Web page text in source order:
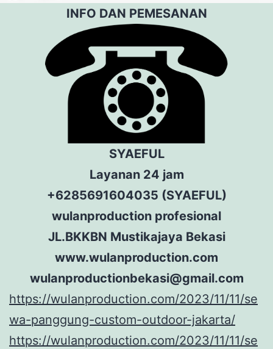
INFO DAN PEMESANAN
SYAEFUL
Layanan 24 jam
+6285691604035 (SYAEFUL)
wulanproduction profesional
JL.BKKBN Mustikajaya Bekasi
www.wulanproduction.com
wulanproductionbekasi@gmail.com
https://wulanproduction.com/2023/11/11/se
wa-panggung-custom-outdoor-jakarta/
https://wulanproduction.com/2023/11/11/se